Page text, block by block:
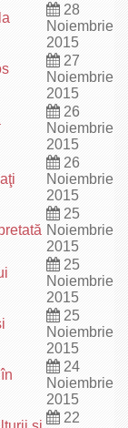
28
Noiembrie
2015
27
Noiembrie
2015
26
Noiembrie
2015
26
Noiembrie
2015
25
Noiembrie
2015
25
Noiembrie
2015
25
Noiembrie
2015
24
Noiembrie
2015
22